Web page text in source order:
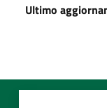
Ultimo